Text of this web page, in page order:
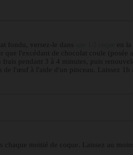
fondu, versez-le dans
en
que l'excédant de chocolat coule (posée
frais pendant 3 à 4 minutes, puis
de l'œuf à l'aide d'un pinceau. Laissez 1h
moitié de coque. Laissez au